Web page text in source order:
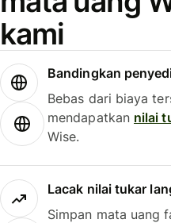
kami
Bandingkan
Bebas dari biaya
mendapatkan nilai
Wise.
Lacak nilai tukar
Simpan mata uang